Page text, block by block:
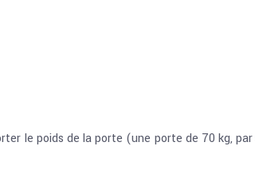
le poids de la porte (une porte de 70 kg,